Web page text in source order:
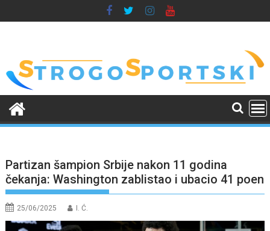
to
Partizan šampion Srbije nakon 11 godina
čekanja: Washington zablistao i ubacio 41 poen
25/06/2025 I. Ć.